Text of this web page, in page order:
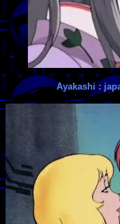
Ayakashi :